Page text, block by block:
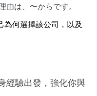
由は、〜からです。
為何選擇該公司，以及
經驗出發，強化你與